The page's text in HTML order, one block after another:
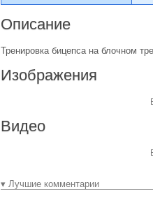
Описание
Тренировка бицепса на блочном
Изображения
Видео
▾ Лучшие комментарии